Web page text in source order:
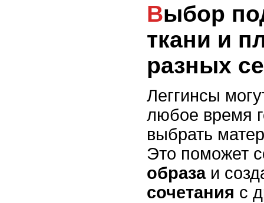
Выбор подходящей
ткани и
разных
Леггинсы
любое время
выбрать
Это поможет
образаи
сочетания с